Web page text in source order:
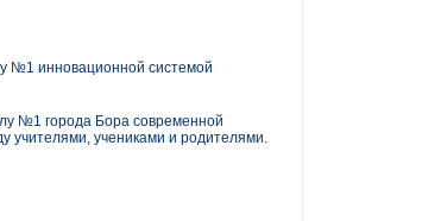
№1 инновационной системой
№1 города Бора современной
учителями, учениками и родителями.